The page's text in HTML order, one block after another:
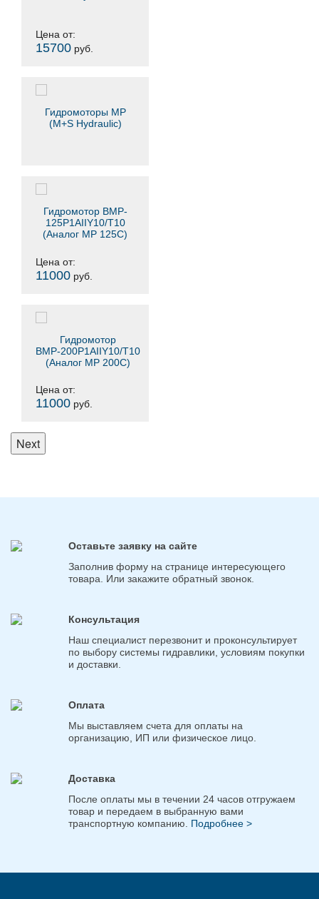
Цена от:
15700 руб.
Гидромоторы МP
(M+S Hydraulic)
Гидромотор BMP-
125P1AIIY10/T10
(Аналог MP 125C)
Цена от:
11000 руб.
Гидромотор
ВМР-200Р1AIIY10/T10
(Аналог MP 200C)
Цена от:
11000 руб.
Next
Оставьте заявку на сайте
Заполнив форму на странице интересующего
товара. Или закажите обратный звонок.
Консультация
Наш специалист перезвонит и проконсультирует
по выбору системы гидравлики, условиям покупки
и доставки.
Оплата
Мы выставляем счета для оплаты на
организацию, ИП или физическое лицо.
Доставка
После оплаты мы в течении 24 часов отгружаем
товар и передаем в выбранную вами
транспортную компанию. Подробнее >